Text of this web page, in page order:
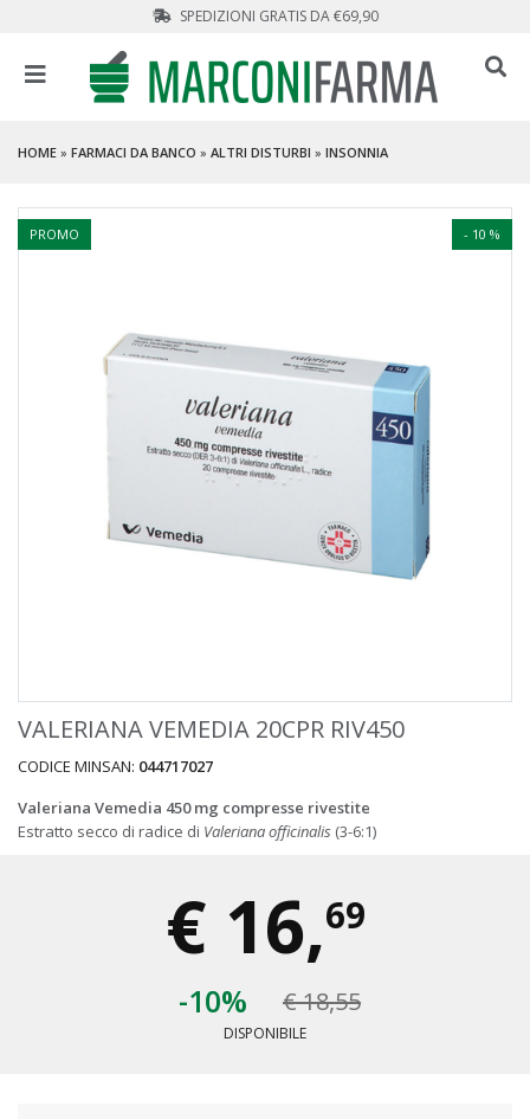
SPEDIZIONI GRATIS DA €69,90
HOME » FARMACI DA BANCO » ALTRI DISTURBI » INSONNIA
- 10 %
PROMO
VALERIANA VEMEDIA 20CPR RIV450
CODICE MINSAN: 044717027
Valeriana Vemedia 450 mg compresse rivestite
Estratto secco di radice di Valeriana officinalis (3-6:1)
€ 16,69
-10% € 18,55
DISPONIBILE